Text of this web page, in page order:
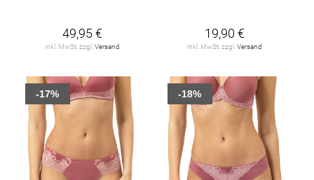
49,95 €
inkl. MwSt. zzgl.Versand
19,90 €
inkl. MwSt. zzgl.Versand
-17% -18%